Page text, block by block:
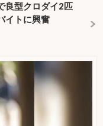
良型クロダイ2匹
イトに興奮